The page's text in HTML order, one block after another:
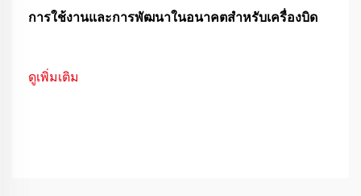
การใช้งานและการพัฒนาในอนาคตสําหรับเครื่องบิด
ดูเพิ่มเติม